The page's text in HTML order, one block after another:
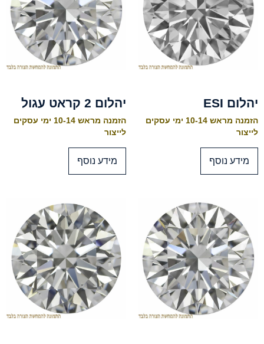
יהלום ESI
הזמנה מראש 10-14 ימי עסקים
לייצור
מידע נוסף
יהלום 2 קראט עגול
הזמנה מראש 10-14 ימי עסקים
לייצור
מידע נוסף